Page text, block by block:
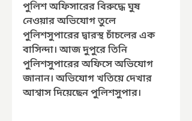
পুলিশ অফিসারের বিরুদ্ধে ঘুষ
নেওয়ার অভিযোগ তুলে
পুলিশসুপারের দ্বারস্থ চাঁচলের এক
বাসিন্দা। আজ দুপুরে তিনি
পুলিশসুপারের অফিসে অভিযোগ
জানান। অভিযোগ খতিয়ে দেখার
আশ্বাস দিয়েছেন পুলিশসুপার।